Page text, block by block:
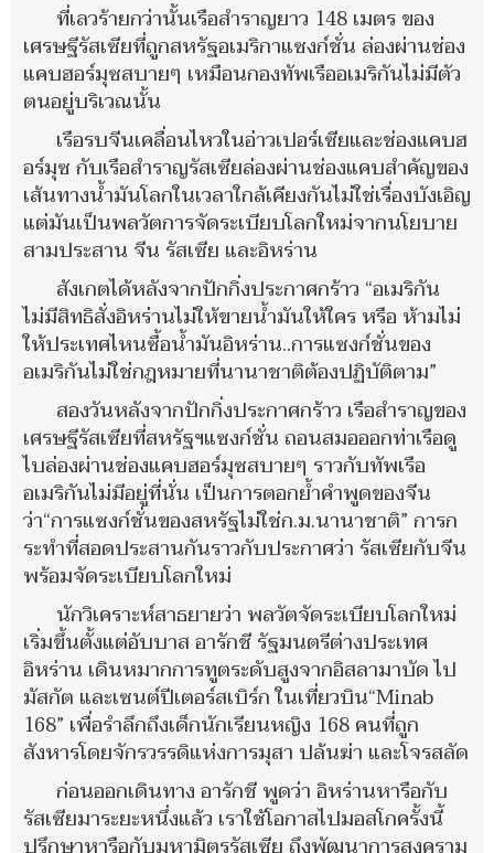
ที่เลวร้ายกว่านั้นเรือสำราญยาว 148 เมตร ของ
เศรษฐีรัสเซียที่ถูกสหรัฐอเมริกาแซงก์ชั่น ล่องผ่านช่อง
แคบฮอร์มุซสบายๆ เหมือนกองทัพเรืออเมริกันไม่มีตัว
ตนอยู่บริเวณนั้น
เรือรบจีนเคลื่อนไหวในอ่าวเปอร์เซียและช่องแคบฮ
อร์มุซ กับเรือสำราญรัสเซียล่องผ่านช่องแคบสำคัญของ
เส้นทางน้ำมันโลกในเวลาใกล้เคียงกันไม่ใช่เรื่องบังเอิญ
แต่มันเป็นพลวัตการจัดระเบียบโลกใหม่จากนโยบาย
สามประสาน จีน รัสเซีย และอิหร่าน
สังเกตได้หลังจากปักกิ่งประกาศกร้าว “อเมริกัน
ไม่มีสิทธิสั่งอิหร่านไม่ให้ขายน้ำมันให้ใคร หรือ ห้ามไม่
ให้ประเทศไหนซื้อน้ำมันอิหร่าน..การแซงก์ชั่นของ
อเมริกันไม่ใช่กฎหมายที่นานาชาติต้องปฏิบัติตาม”
สองวันหลังจากปักกิ่งประกาศกร้าว เรือสำราญของ
เศรษฐีรัสเซียที่สหรัฐฯแซงก์ชั่น ถอนสมอออกท่าเรือดู
ไบล่องผ่านช่องแคบฮอร์มุซสบายๆ ราวกับทัพเรือ
อเมริกันไม่มีอยู่ที่นั่น เป็นการตอกย้ำคำพูดของจีน
ว่า“การแซงก์ชั่นของสหรัฐไม่ใช่ก.ม.นานาชาติ” การก
ระทำที่สอดประสานกันราวกับประกาศว่า รัสเซียกับจีน
พร้อมจัดระเบียบโลกใหม่
นักวิเคราะห์สาธยายว่า พลวัตจัดระเบียบโลกใหม่
เริ่มขึ้นตั้งแต่อับบาส อารักชี รัฐมนตรีต่างประเทศ
อิหร่าน เดินหมากการทูตระดับสูงจากอิสลามาบัด ไป
มัสกัต และเซนต์ปีเตอร์สเบิร์ก ในเที่ยวบิน“Minab
168” เพื่อรำลึกถึงเด็กนักเรียนหญิง 168 คนที่ถูก
สังหารโดยจักรวรรดิแห่งการมุสา ปล้นฆ่า และโจรสลัด
ก่อนออกเดินทาง อารักชี พูดว่า อิหร่านหารือกับ
รัสเซียมาระยะหนึ่งแล้ว เราใช้โอกาสไปมอสโกครั้งนี้